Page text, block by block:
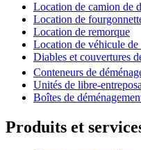
Location de camion de
Location de
Location de remorque
Location de véhicule de
Diables et couvertures
Conteneurs de
Unités de libre-
Boîtes de
Produits et